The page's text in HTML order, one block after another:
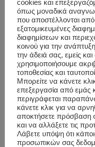
light of this, artificial
as a powerful way
effective wellness
rapid pace […]
Workwell
us
cookies και
όπως μοναδικά
που αποστέλλονται από
εξατομικευμένες
διαφημίσεων και
κοινού για την
την άδειά σας, εμείς
χρησιμοποιήσουμε
τοποθεσίας και
Μπορείτε να κάνετε
επεξεργασία από εμάς
περιγράφεται
κάνετε κλικ για να
αποκτήσετε πρόσβαση
και να αλλάξετε τις
Λάβετε υπόψη ότι
προσωπικών σας